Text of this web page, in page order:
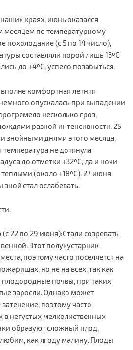
краях, июнь оказался
месяцем по температурному
похолодание (с 5 по 14 число),
составляли порой лишь 13ºС
до +4ºС, успело позабыться.
комфортная летняя
опускалась при выпадении
несколько гроз,
разной интенсивности. 25
знойными днями этого месяца,
не дотянула
до отметки +32ºС, да и ночи
(около +18ºС). 27 июня
стал ослабевать.
22 по 29 июня):Стали созревать
Этот полукустарник
поэтому часто поселяется на
но не на всех, так как
плодородные почвы, при таких
заросли. Однако может
поэтому часто
в негустых мелколиственных
образуют сложный плод,
как ягоду малину. Плоды